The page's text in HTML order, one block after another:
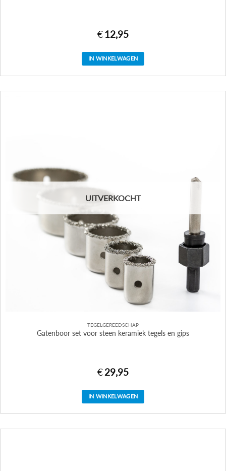
€12,95
IN WINKELWAGEN
UITVERKOCHT
TEGELGEREEDSCHAP
Gatenboor set voor steen keramiek tegels en gips
€29,95
IN WINKELWAGEN